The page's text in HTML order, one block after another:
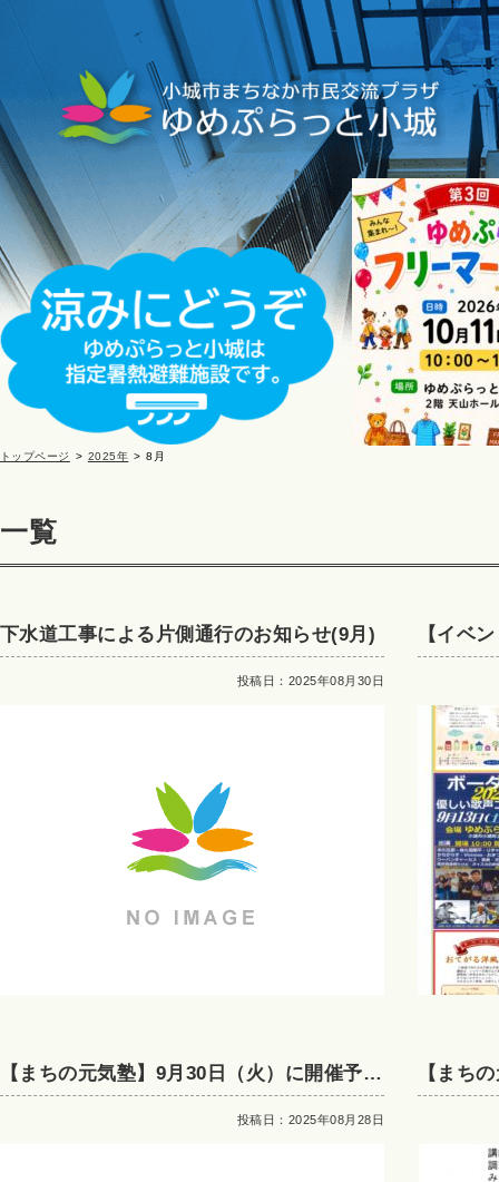
トップページ 2025年 8月
一覧
下水道工事による片側通行のお知らせ(9月)
投稿日：2025年08月30日
【イベ
【まちの元気塾】9月30日（火）に開催予定
のお手軽洋風クッキングは定員に達しまし
投稿日：2025年08月28日
【まち